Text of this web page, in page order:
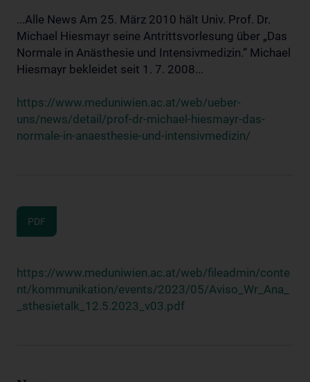
...Alle News Am 25. März 2010 hält Univ. Prof. Dr.
Michael Hiesmayr seine Antrittsvorlesung über „Das
Normale in Anästhesie und Intensivmedizin.“ Michael
Hiesmayr bekleidet seit 1. 7. 2008...
https://www.meduniwien.ac.at/web/ueber-
uns/news/detail/prof-dr-michael-hiesmayr-das-
normale-in-anaesthesie-und-intensivmedizin/
PDF
https://www.meduniwien.ac.at/web/fileadmin/conte
nt/kommunikation/events/2023/05/Aviso_Wr_Ana_
_sthesietalk_12.5.2023_v03.pdf